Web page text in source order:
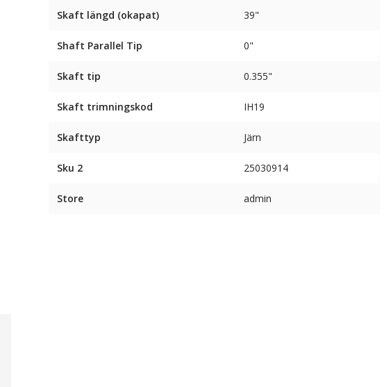
Skaft längd (okapat) 39"
Shaft Parallel Tip 0"
Skaft tip 0.355"
Skaft trimningskod IH19
Skafttyp Järn
Sku 2 25030914
Store admin